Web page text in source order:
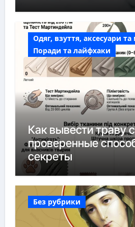
Одяг, взуття, аксесуари
Поради та лайфхаки
Как вывести траву
проверенные
секреты
Без рубрики